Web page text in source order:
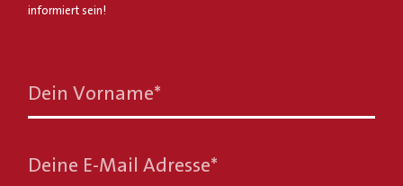
informiert sein!
Dein Vorname*
Deine E-Mail Adresse*